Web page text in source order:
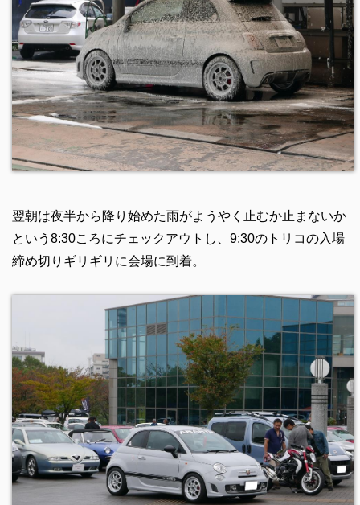
翌朝は夜半から降り始めた雨がようやく止むか止まないか
という8:30ころにチェックアウトし、9:30のトリコの入場
締め切りギリギリに会場に到着。